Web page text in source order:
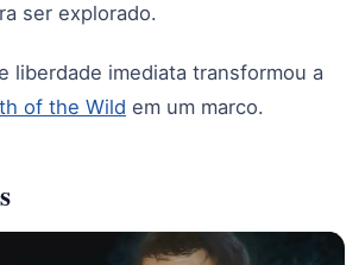
ser explorado.
liberdade imediata transformou a
of the Wild em um marco.